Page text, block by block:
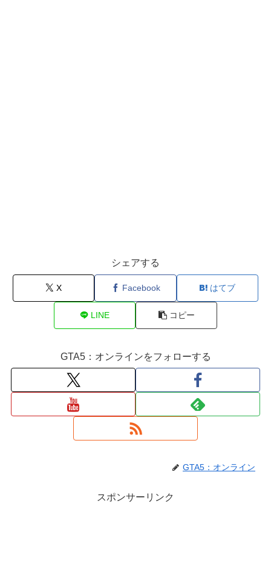
シェアする
X Facebook はてブ
LINE コピー
GTA5：オンラインをフォローする
GTA5：オンライン
スポンサーリンク